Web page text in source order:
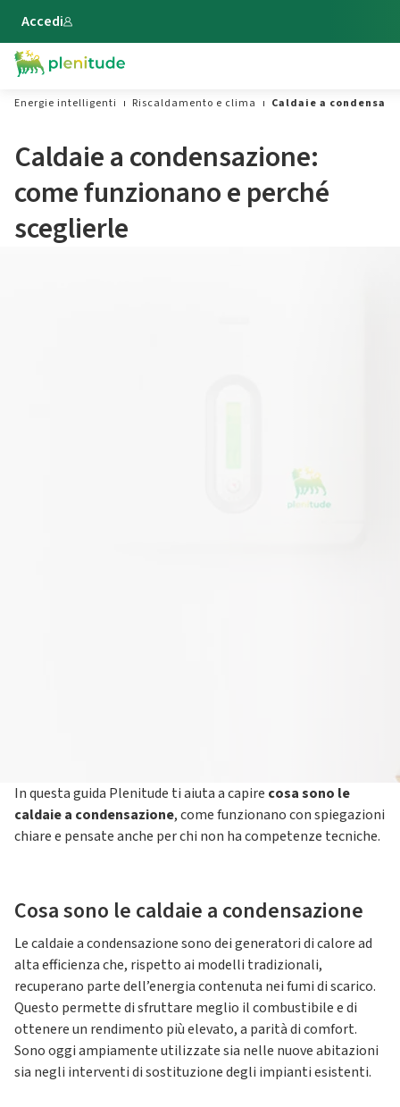
Vai al contenuto principale
Accedi
Energie intelligenti Riscaldamento e clima Caldaie a
Caldaie a condensazione:
come funzionano e perché
sceglierle
In questa guida Plenitude ti aiuta a capire cosa sono le
caldaie a condensazione, come funzionano con spiegazioni
chiare e pensate anche per chi non ha competenze tecniche.
Cosa sono le caldaie a condensazione
Le caldaie a condensazione sono dei generatori di calore ad
alta efficienza che, rispetto ai modelli tradizionali,
recuperano parte dell’energia contenuta nei fumi di scarico.
Questo permette di sfruttare meglio il combustibile e di
ottenere un rendimento più elevato, a parità di comfort.
Sono oggi ampiamente utilizzate sia nelle nuove abitazioni
sia negli interventi di sostituzione degli impianti esistenti.